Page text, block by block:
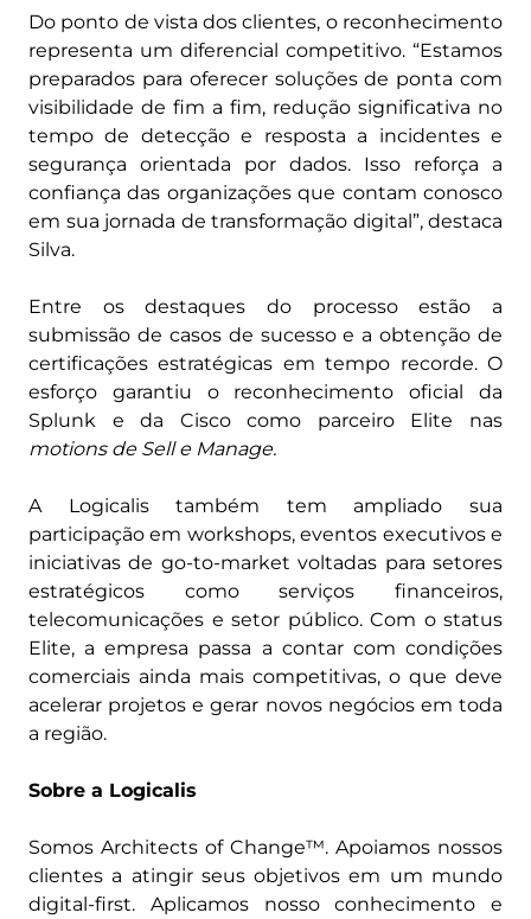
Do ponto de vista dos clientes, o reconhecimento
representa um diferencial competitivo. “Estamos
preparados para oferecer soluções de ponta com
visibilidade de fim a fim, redução significativa no
tempo de detecção e resposta a incidentes e
segurança orientada por dados. Isso reforça a
confiança das organizações que contam conosco
em sua jornada de transformação digital”, destaca
Silva.
Entre os destaques do processo estão a
submissão de casos de sucesso e a obtenção de
certificações estratégicas em tempo recorde. O
esforço garantiu o reconhecimento oficial da
Splunk e da Cisco como parceiro Elite nas
motions de Sell e Manage.
A Logicalis também tem ampliado sua
participação em workshops, eventos executivos e
iniciativas de go-to-market voltadas para setores
estratégicos como serviços financeiros,
telecomunicações e setor público. Com o status
Elite, a empresa passa a contar com condições
comerciais ainda mais competitivas, o que deve
acelerar projetos e gerar novos negócios em toda
a região.
Sobre a Logicalis
Somos Architects of Change™. Apoiamos nossos
clientes a atingir seus objetivos em um mundo
digital-first. Aplicamos nosso conhecimento e